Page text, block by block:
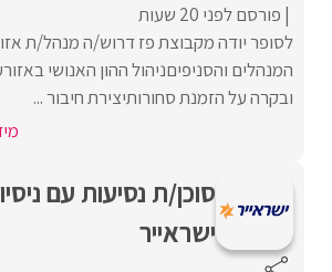
פורסם לפני 20 שעות
לסופר יודה מקבוצת פז דרוש/ה מנהל/ת
המנהלים והסניפיםניהול ההון האנושי
ובקרה על הזמנת סחורותיצירת חיבור ...
סוכן/ת נסיעות עם
ישראייר